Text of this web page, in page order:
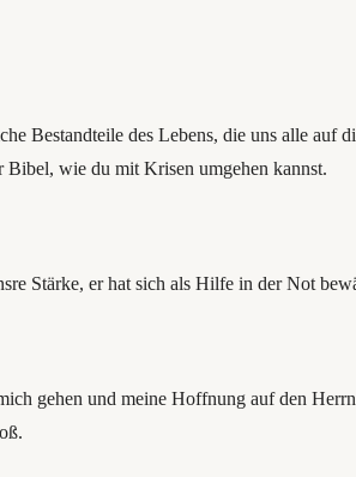
Bestandteile des Lebens, die uns alle
Bibel, wie du mit Krisen umgehen kannst.
Stärke, er hat sich als Hilfe in der Not
gehen und meine Hoffnung auf den